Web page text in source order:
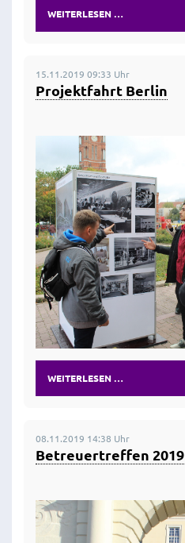
WEITERLESEN …
15.11.2019 09:33 Uhr
Projektfahrt Berlin
WEITERLESEN …
08.11.2019 14:38 Uhr
Betreuertreffen 2019